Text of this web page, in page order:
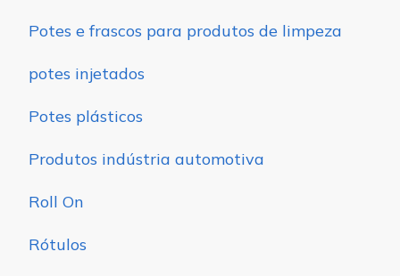
Potes e frascos para produtos de limpeza
potes injetados
Potes plásticos
Produtos indústria automotiva
Roll On
Rótulos